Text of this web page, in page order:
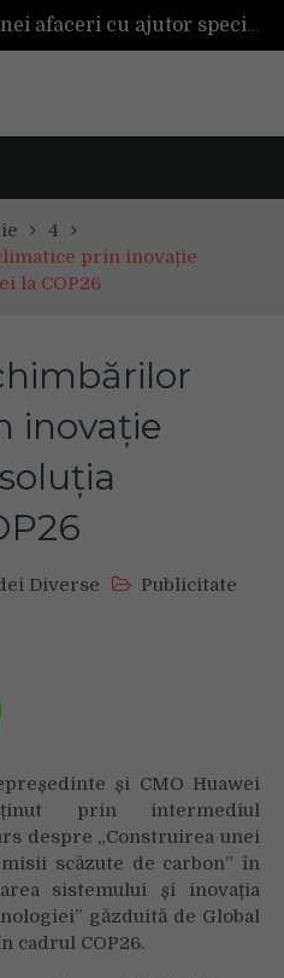
Următoarea fotografie poate fi cea mai reușită de până acum
Mașinile de spălat și uscătoarele bazate pe inteligență artificială îți cunosc hainele mai bine decât tine
4
prin inovație
la COP26
inovație
Diverse
Publicitate
și CMO Huawei
prin intermediul
despre „Construirea unei
scăzute de carbon” în
sistemului și inovația
găzduită de Global
cadrul COP26.